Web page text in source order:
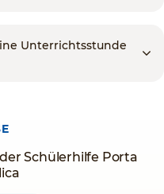
Unterrichtsstunde
Schülerhilfe Porta